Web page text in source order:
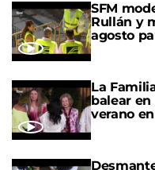
SFM
Rullán y
agosto
La
balear
verano